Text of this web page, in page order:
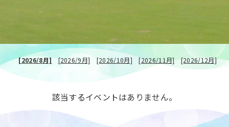
[2026/8月] [2026/9月] [2026/10月] [2026/11月] [2026/12月]
該当するイベントはありません。